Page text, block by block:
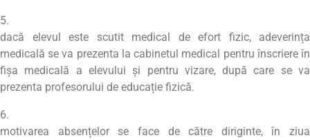
dacă elevul este scutit medical de efort fizic, adeverința
medicală se va prezenta la cabinetul medical pentru înscriere în
fișa medicală a elevului și pentru vizare, după care se va
prezenta profesorului de educație fizică.
motivarea absențelor se face de către diriginte, în ziua